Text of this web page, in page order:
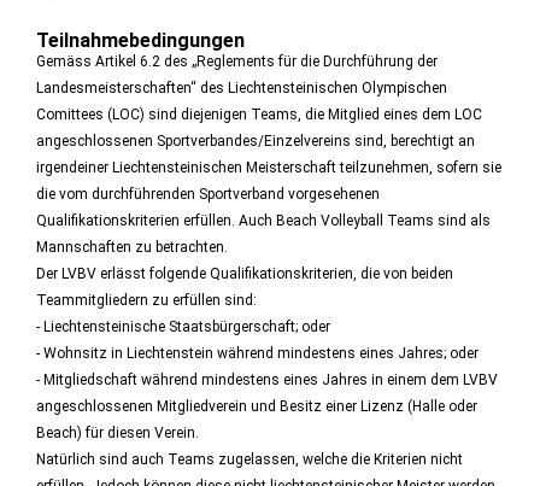
Teilnahmebedingungen
Gemäss Artikel 6.2 des „Reglements für die Durchführung der
Landesmeisterschaften“ des Liechtensteinischen Olympischen
Comittees (LOC) sind diejenigen Teams, die Mitglied eines dem LOC
angeschlossenen Sportverbandes/Einzelvereins sind, berechtigt an
irgendeiner Liechtensteinischen Meisterschaft teilzunehmen, sofern sie
die vom durchführenden Sportverband vorgesehenen
Qualifikationskriterien erfüllen. Auch Beach Volleyball Teams sind als
Mannschaften zu betrachten.
Der LVBV erlässt folgende Qualifikationskriterien, die von beiden
Teammitgliedern zu erfüllen sind:
- Liechtensteinische Staatsbürgerschaft; oder
- Wohnsitz in Liechtenstein während mindestens eines Jahres; oder
- Mitgliedschaft während mindestens eines Jahres in einem dem LVBV
angeschlossenen Mitgliedverein und Besitz einer Lizenz (Halle oder
Beach) für diesen Verein.
Natürlich sind auch Teams zugelassen, welche die Kriterien nicht